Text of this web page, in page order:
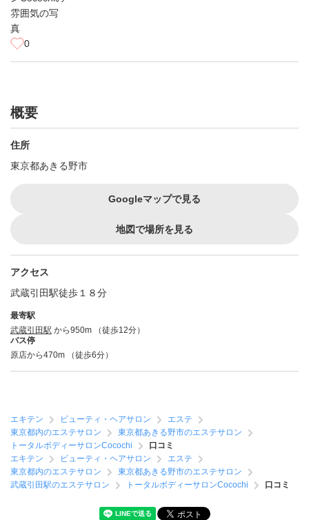
0
概要
住所
東京都あきる野市
Googleマップで見る
地図で場所を見る
アクセス
武蔵引田駅徒歩１８分
最寄駅
武蔵引田駅 から950m （徒歩12分）
バス停
原店から470m （徒歩6分）
エキテン ビューティ・ヘアサロン
エステ
東京都内のエステサロン
東京都あきる野市のエステサロン
トータルボディーサロンCocochi
口コミ
エキテン
ビューティ・ヘアサロン
エステ
東京都内のエステサロン
東京都あきる野市のエステサロン
武蔵引田駅のエステサロン
トータルボディーサロンCocochi 口コミ